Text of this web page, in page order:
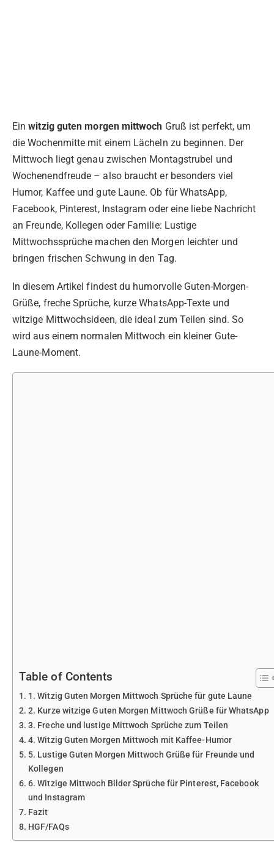
Einwitzig guten morgen mittwoch Gruß ist perfekt, um
die Wochenmitte mit einem Lächeln zu beginnen. Der
Mittwoch liegt genau zwischen Montagstrubel und
Wochenendfreude – also braucht er besonders viel
Humor, Kaffee und gute Laune. Ob für WhatsApp,
Facebook, Pinterest, Instagram oder eine liebe Nachricht
an Freunde, Kollegen oder Familie: Lustige
Mittwochssprüche machen den Morgen leichter und
bringen frischen Schwung in den Tag.
In diesem Artikel findest du humorvolle Guten-Morgen-
Grüße, freche Sprüche, kurze WhatsApp-Texte und
witzige Mittwochsideen, die ideal zum Teilen sind. So
wird aus einem normalen Mittwoch ein kleiner Gute-
Laune-Moment.
Table of Contents
1. Witzig Guten Morgen Mittwoch Sprüche für gute Laune
2. Kurze witzige Guten Morgen Mittwoch Grüße für WhatsApp
3. Freche und lustige Mittwoch Sprüche zum Teilen
4. Witzig Guten Morgen Mittwoch mit Kaffee-Humor
5. Lustige Guten Morgen Mittwoch Grüße für Freunde und
Kollegen
6. Witzige Mittwoch Bilder Sprüche für Pinterest, Facebook
und Instagram
Fazit
HGF/FAQs